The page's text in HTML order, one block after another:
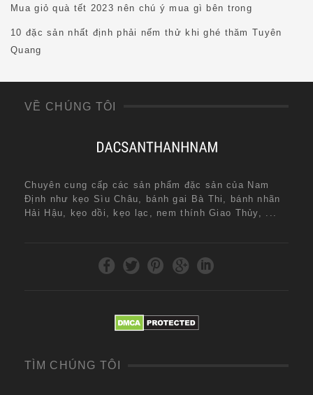
Mua giỏ quà tết 2023 nên chú ý mua gì bên trong
10 đặc sản nhất định phải nếm thử khi ghé thăm Tuyên
Quang
VỀ CHÚNG TÔI
Chuyên cung cấp các sản phẩm đặc sản của Nam
Định như kẹo Sìu Châu, bánh gai Bà Thi, bánh nhãn
Hải Hậu, kẹo dồi, kẹo lạc, nem thính Giao Thủy, ...
TÌM CHÚNG TÔI